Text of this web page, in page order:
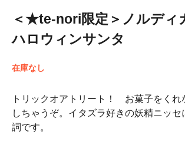
＜★te-nori限定＞ノルデ
ハロウィンサンタ
在庫なし
トリックオアトリート！ お菓子をくれ
しちゃうぞ。イタズラ好きの妖精ニッセ
詞です。